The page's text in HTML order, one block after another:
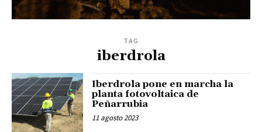
TAG
iberdrola
Iberdrola pone en marcha la
planta fotovoltaica de
Peñarrubia
11 agosto 2023